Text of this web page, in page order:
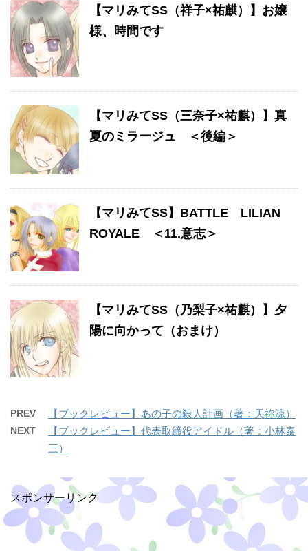
【マリみてSS（祥子×祐麒）】お嬢
様、時間です
【マリみてSS（三奈子×祐麒）】真
夏のミラージュ ＜後編＞
【マリみてSS】BATTLE LILIAN
ROYALE ＜11.意志＞
【マリみてSS（乃梨子×祐麒）】夕
陽に向かって（おまけ）
PREV 【ブックレビュー】あの子の殺人計画（著：天祢涼）
NEXT
【ブックレビュー】代表取締役アイドル（著：小林泰
三）
スポンサーリンク